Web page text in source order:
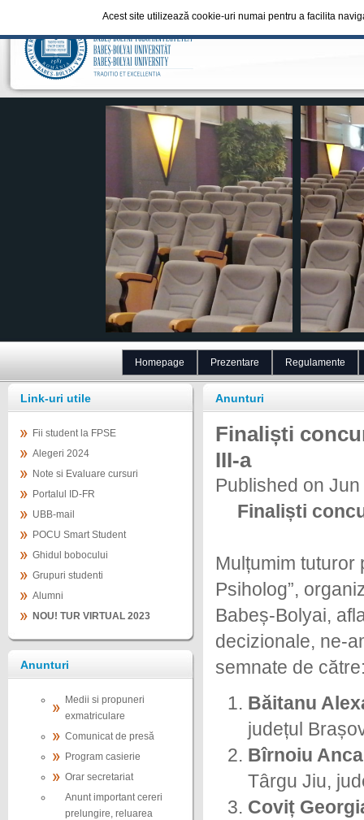
Homepage Prezentare Regulamente
Link-uri utile
Fii student la FPSE
Alegeri 2024
Note si Evaluare cursuri
Portalul ID-FR
UBB-mail
POCU Smart Student
Ghidul bobocului
Grupuri studenti
Alumni
NOU! TUR VIRTUAL 2023
Anunturi
Medii si propuneri
exmatriculare
Comunicat de presă
Program casierie
Orar secretariat
Anunt important cereri
prelungire, reluarea
Anunturi
Finaliști
III-a
Published on
Finaliști
Mulțumim tuturor
Psiholog”,
Babeș-Bolyai,
decizionale, ne-
semnate de
Băitanu
județul
Bîrnoiu
Târgu Jiu,
Coviț
Acest site utilizează cookie-uri numai pentru a facilita